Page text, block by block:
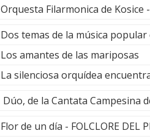
Orquesta Filarmonica de
Dos temas de la música popular
Los amantes de las mariposas
La silenciosa orquídea
Dúo, de la Cantata Campesina
Flor de un día - FOLCLORE DEL